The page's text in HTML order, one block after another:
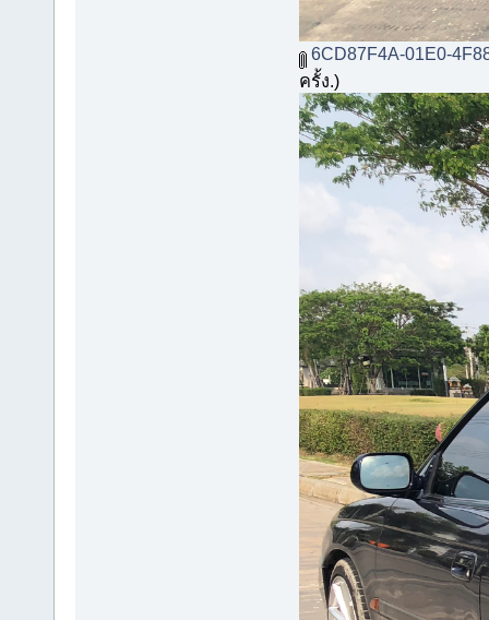
6CD87F4A-01E0-
ครั้ง.)